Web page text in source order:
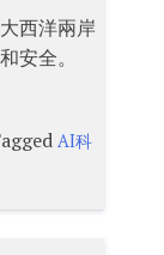
西洋兩岸
安全。
AI科